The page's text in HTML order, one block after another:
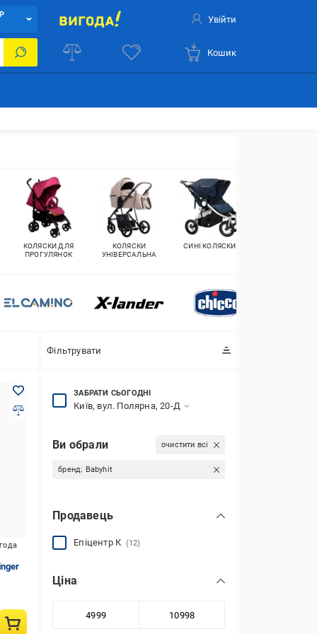
Увійти
Кошик
КОЛЯСКИ ДЛЯ
ПРОГУЛЯНОК
КОЛЯСКИ
УНІВЕРСАЛЬНА
СИНІ КОЛЯСКИ
Фільтрувати
ЗАБРАТИ СЬОГОДНІ
Київ, вул. Полярна, 20-Д
Ви обрали очистити всі
бренд: Babyhit
Продавець
Епіцентр К (12)
Ціна